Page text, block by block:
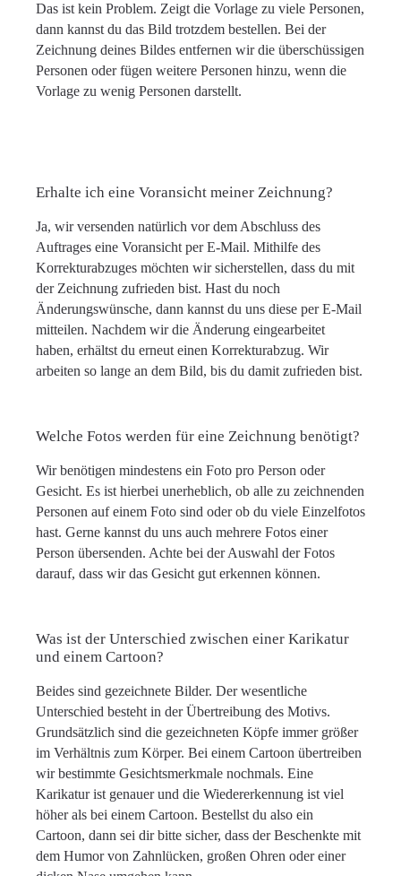
Das ist kein Problem. Zeigt die Vorlage zu viele Personen,
dann kannst du das Bild trotzdem bestellen. Bei der
Zeichnung deines Bildes entfernen wir die überschüssigen
Personen oder fügen weitere Personen hinzu, wenn die
Vorlage zu wenig Personen darstellt.
Erhalte ich eine Voransicht meiner Zeichnung?
Ja, wir versenden natürlich vor dem Abschluss des
Auftrages eine Voransicht per E-Mail. Mithilfe des
Korrekturabzuges möchten wir sicherstellen, dass du mit
der Zeichnung zufrieden bist. Hast du noch
Änderungswünsche, dann kannst du uns diese per E-Mail
mitteilen. Nachdem wir die Änderung eingearbeitet
haben, erhältst du erneut einen Korrekturabzug. Wir
arbeiten so lange an dem Bild, bis du damit zufrieden bist.
Welche Fotos werden für eine Zeichnung benötigt?
Wir benötigen mindestens ein Foto pro Person oder
Gesicht. Es ist hierbei unerheblich, ob alle zu zeichnenden
Personen auf einem Foto sind oder ob du viele Einzelfotos
hast. Gerne kannst du uns auch mehrere Fotos einer
Person übersenden. Achte bei der Auswahl der Fotos
darauf, dass wir das Gesicht gut erkennen können.
Was ist der Unterschied zwischen einer Karikatur
und einem Cartoon?
Beides sind gezeichnete Bilder. Der wesentliche
Unterschied besteht in der Übertreibung des Motivs.
Grundsätzlich sind die gezeichneten Köpfe immer größer
im Verhältnis zum Körper. Bei einem Cartoon übertreiben
wir bestimmte Gesichtsmerkmale nochmals. Eine
Karikatur ist genauer und die Wiedererkennung ist viel
höher als bei einem Cartoon. Bestellst du also ein
Cartoon, dann sei dir bitte sicher, dass der Beschenkte mit
dem Humor von Zahnlücken, großen Ohren oder einer